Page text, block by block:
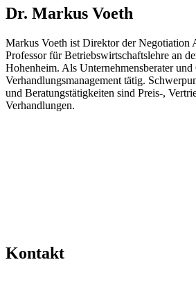
Dr. Markus Voeth
Markus Voeth ist Direktor der Negotiation
Professor für Betriebswirtschaftslehre an
Hohenheim. Als Unternehmensberater
Verhandlungsmanagement tätig.
und Beratungstätigkeiten sind Preis-,
Verhandlungen.
Kontakt